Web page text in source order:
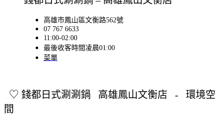
高雄市鳳山區文衡路562號
07 767 6633
11:00-02:00
最後收客時間凌晨01:00
菜單
♡ 錢都日式涮涮鍋 高雄鳳山文衡店 - 環境空
間